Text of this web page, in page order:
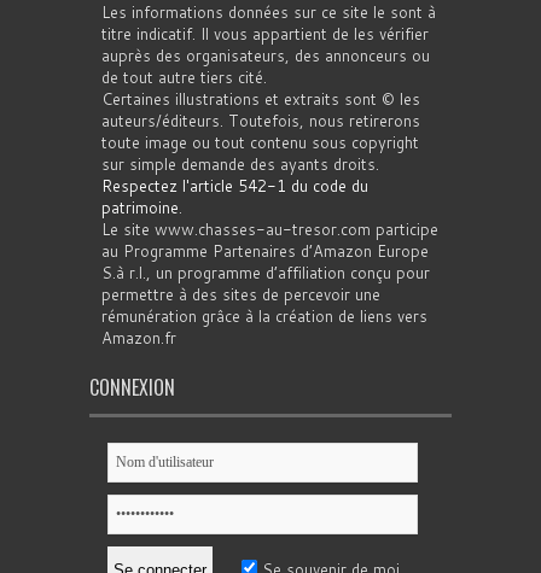
Les informations données sur ce site le sont à
titre indicatif. Il vous appartient de les vérifier
auprès des organisateurs, des annonceurs ou
de tout autre tiers cité.
Certaines illustrations et extraits sont © les
auteurs/éditeurs. Toutefois, nous retirerons
toute image ou tout contenu sous copyright
sur simple demande des ayants droits.
Respectez l'article 542-1 du code du
patrimoine.
Le site www.chasses-au-tresor.com participe
au Programme Partenaires d’Amazon Europe
S.à r.l., un programme d’affiliation conçu pour
permettre à des sites de percevoir une
rémunération grâce à la création de liens vers
Amazon.fr
CONNEXION